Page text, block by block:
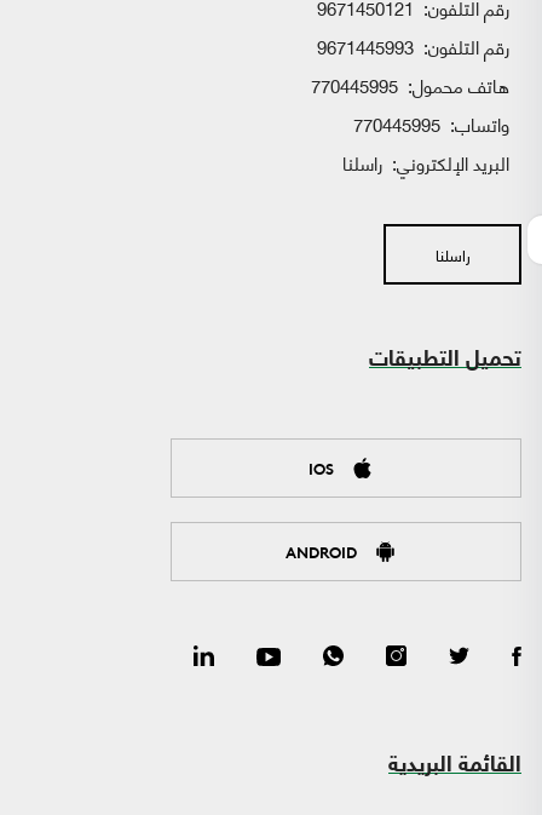
رقم التلفون: 9671450121
رقم التلفون: 9671445993
هاتف محمول: 770445995
واتساب:
البريد الإلكتروني: راسلنا
راسلنا
تحميل التطبيقات
IOS
ANDROID
القائمة البريدية